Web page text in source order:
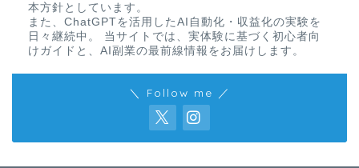
本方針としています。
また、ChatGPTを活用したAI自動化・収益化の実験を
日々継続中。 当サイトでは、実体験に基づく初心者向
けガイドと、AI副業の最前線情報をお届けします。
＼ Follow me ／